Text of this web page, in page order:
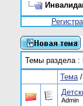
Темы раздела:
Тема/
Admin